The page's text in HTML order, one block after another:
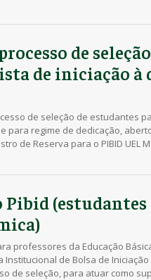
de
de iniciação à
de seleção de estudantes
regime de dedicação, aberto
de Reserva para o PIBID UEL
(estudantes
professores da Educação
Institucional de Bolsa de
de seleção, para atuar como